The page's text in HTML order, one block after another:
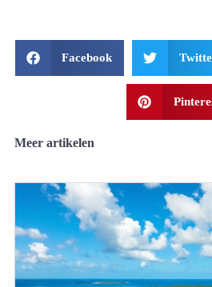
Facebook
Meer artikelen